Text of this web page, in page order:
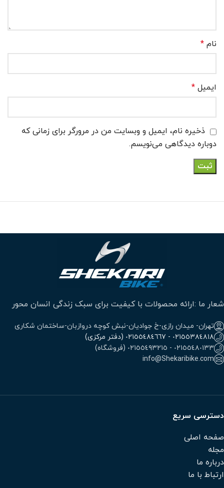
نام *
ایمیل *
ذخیره نام، ایمیل و وبسایت من در مرورگر برای زمانی که
دوباره دیدگاهی می‌نویسم.
شعار ما :ارائه محصولات با کیفیت برای سبک زندگی انسان محور
تهران- میدان رازی-خ جوادیان-نبش کوچه دروازبان-ساختمان شکاری
٠٢١٥٥٣٨٤٨١٨ - ٠٢١٥٥٤٨٤٦٦٧ (دفتر مرکزی)
٠٢١٥٥٤٨٠١٣٣ - ٠٢١٥٥٤٩٣٢١٥ (فروشگاه)
info@Shekaribike.com
دسترسی سریع
صفحه اصلی
مجله
درباره ما
ارتباط با ما